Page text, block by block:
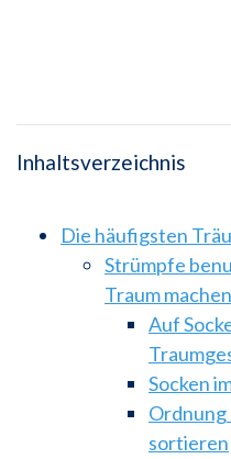
Inhaltsverzeichnis
Die häufigsten
Strümpfe
Traum machen
Auf
Socken
Ordnung
sortieren